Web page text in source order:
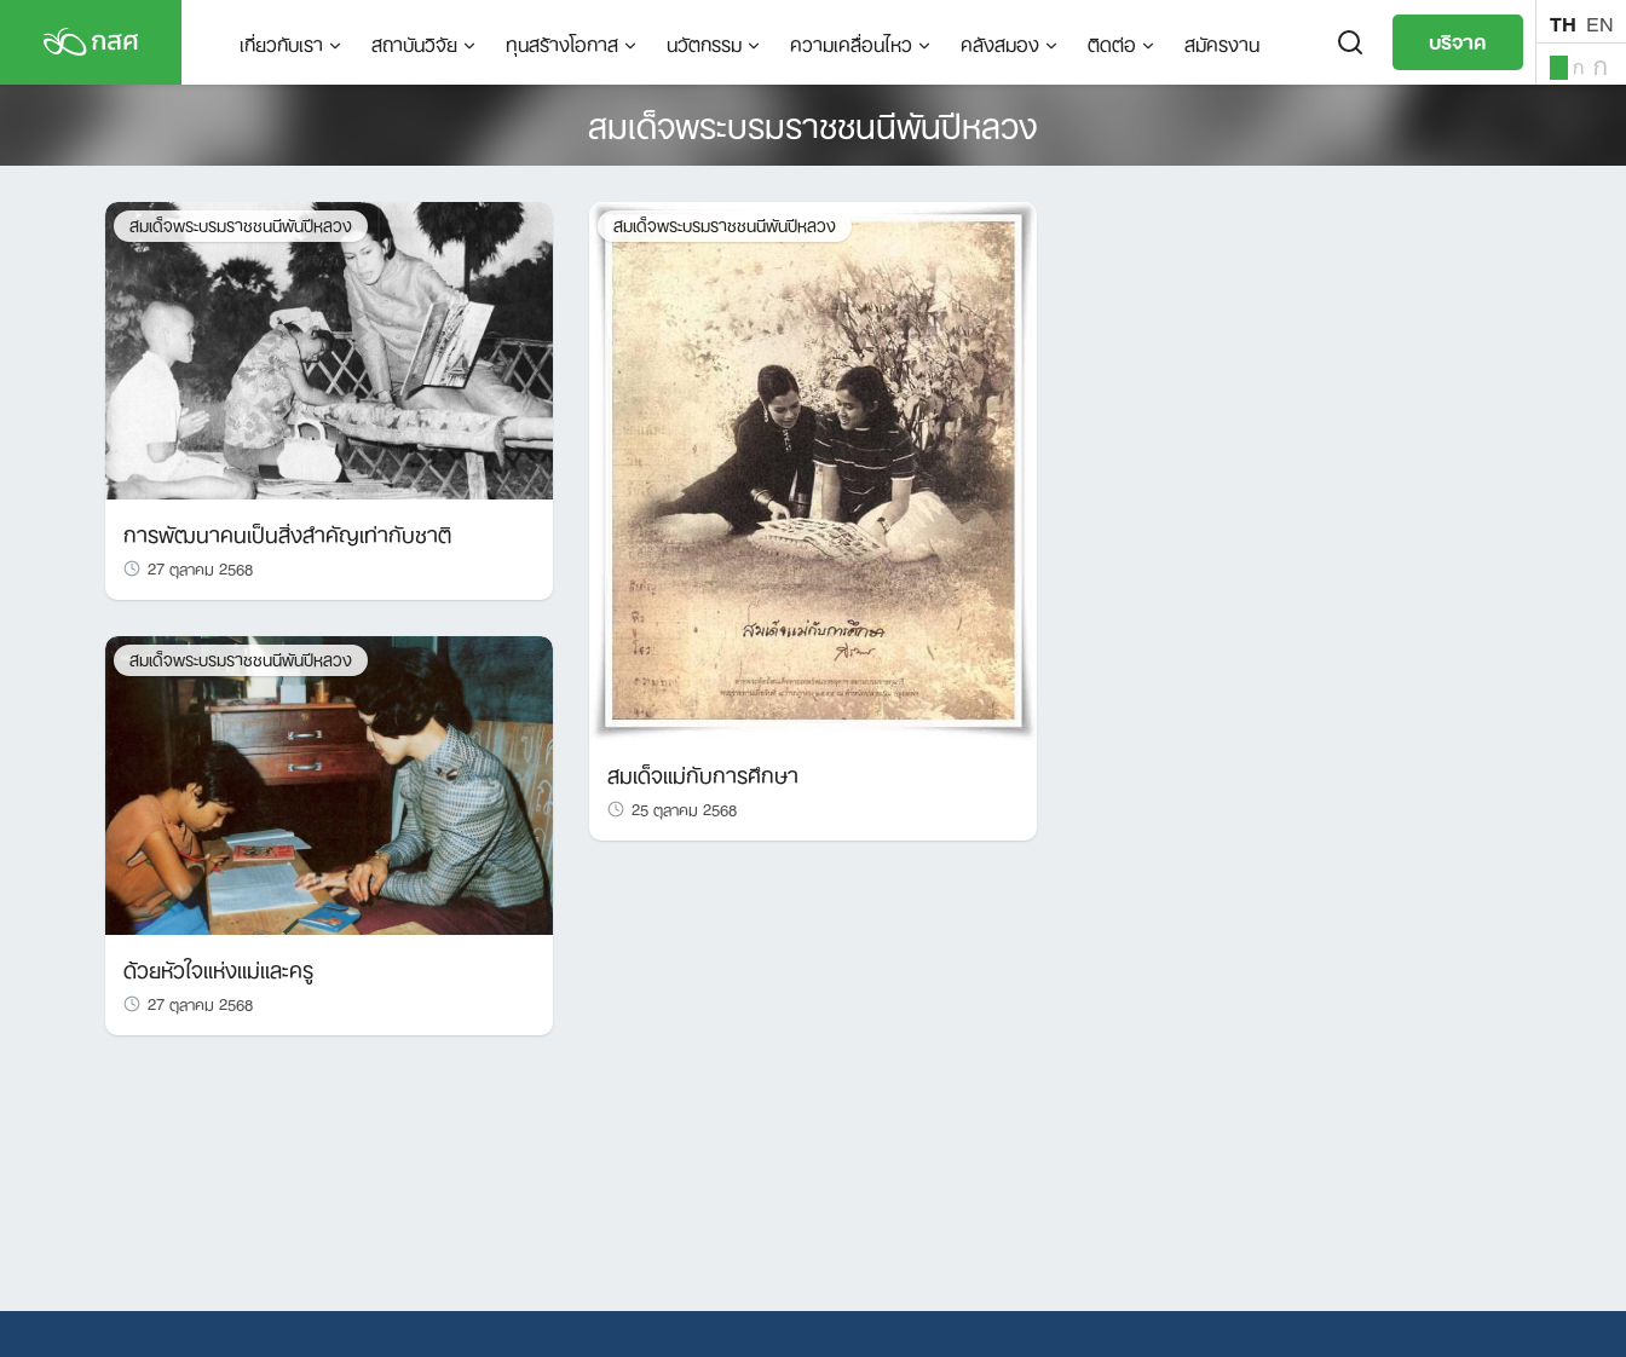
content
เกี่ยวกับเรา สถาบันวิจัย ทุนสร้างโอกาส นวัตกรรม ความเคลื่อนไหว คลังสมอง ติดต่อ สมัครงาน บริจาค TH EN
ก ก
สมเด็จพระบรมราชชนนีพันปีหลวง
สมเด็จพระบรมราชชนนีพันปีหลวง
การพัฒนาคนเป็นสิ่งสำคัญเท่ากับชาติ
27 ตุลาคม 2568
สมเด็จพระบรมราชชนนีพันปีหลวง
ด้วยหัวใจแห่งแม่และครู
27 ตุลาคม 2568
สมเด็จพระบรมราชชนนีพันปีหลวง
สมเด็จแม่กับการศึกษา
25 ตุลาคม 2568